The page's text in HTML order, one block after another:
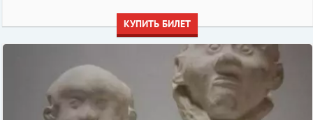
КУПИТЬ БИЛЕТ